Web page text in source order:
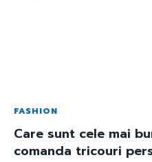
FASHION
Care sunt cele mai
comanda tricouri